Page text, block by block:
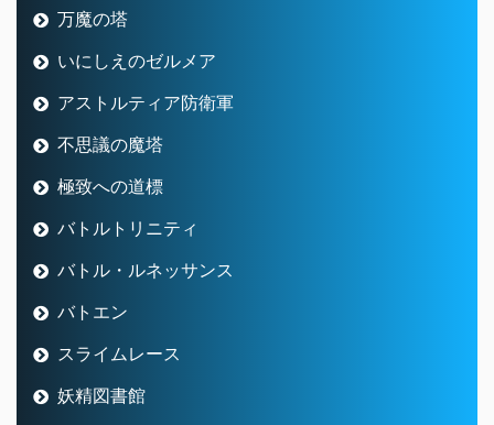
万魔の塔
いにしえのゼルメア
アストルティア防衛軍
不思議の魔塔
極致への道標
バトルトリニティ
バトル・ルネッサンス
バトエン
スライムレース
妖精図書館